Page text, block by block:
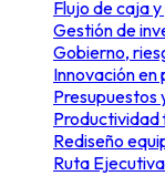
Flujo de caja
Gestión de
Gobierno,
Innovación en
Presupuestos
Productividad
Rediseño
Ruta